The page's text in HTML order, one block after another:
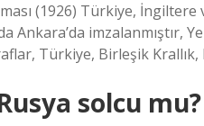
(1926) Türkiye, İngiltere
Ankara’da imzalanmıştır,
Türkiye, Birleşik Krallık,
solcu mu?